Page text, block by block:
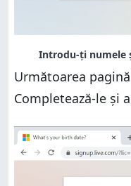
Următoarea
Completează-le și